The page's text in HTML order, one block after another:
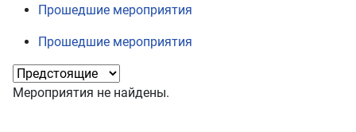
Прошедшие мероприятия
Прошедшие мероприятия
Мероприятия не найдены.